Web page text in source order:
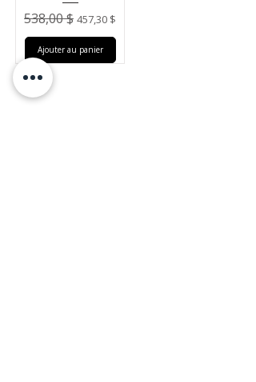
Prix original
538,00 $ Prix promotionnel
457,30 $
Ajouter au panier